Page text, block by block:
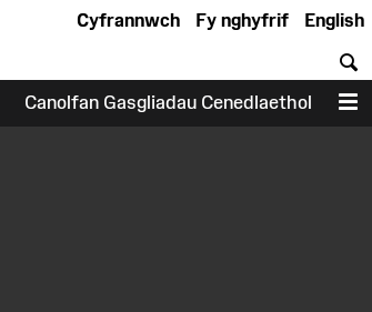
English
Fy nghyfrif
Cyfrannwch
Canolfan Gasgliadau Cenedlaethol